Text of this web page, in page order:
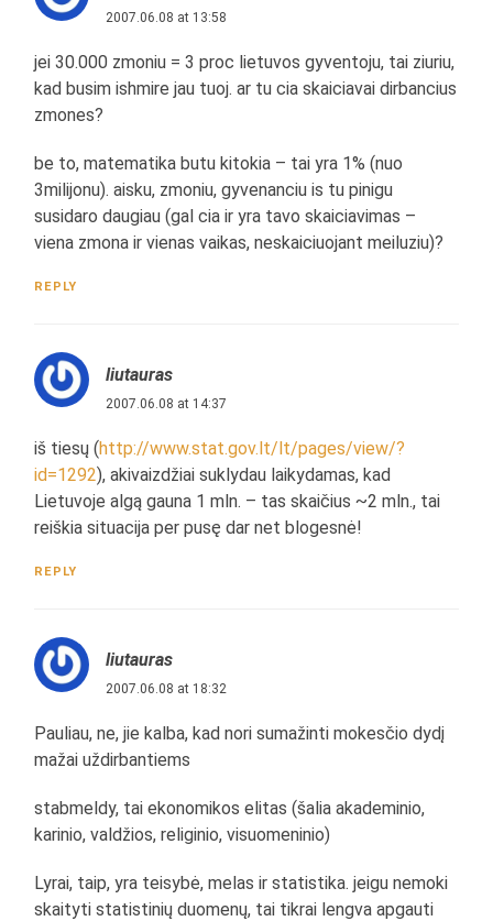
2007.06.08 at 13:58
jei 30.000 zmoniu = 3 proc lietuvos gyventoju, tai ziuriu,
kad busim ishmire jau tuoj. ar tu cia skaiciavai dirbancius
zmones?
be to, matematika butu kitokia – tai yra 1% (nuo
3milijonu). aisku, zmoniu, gyvenanciu is tu pinigu
susidaro daugiau (gal cia ir yra tavo skaiciavimas –
viena zmona ir vienas vaikas, neskaiciuojant meiluziu)?
REPLY
liutauras
2007.06.08 at 14:37
iš tiesų (http://www.stat.gov.lt/lt/pages/view/?
id=1292), akivaizdžiai suklydau laikydamas, kad
Lietuvoje algą gauna 1 mln. – tas skaičius ~2 mln., tai
reiškia situacija per pusę dar net blogesnė!
REPLY
liutauras
2007.06.08 at 18:32
Pauliau, ne, jie kalba, kad nori sumažinti mokesčio dydį
mažai uždirbantiems
stabmeldy, tai ekonomikos elitas (šalia akademinio,
karinio, valdžios, religinio, visuomeninio)
Lyrai, taip, yra teisybė, melas ir statistika. jeigu nemoki
skaityti statistinių duomenų, tai tikrai lengva apgauti